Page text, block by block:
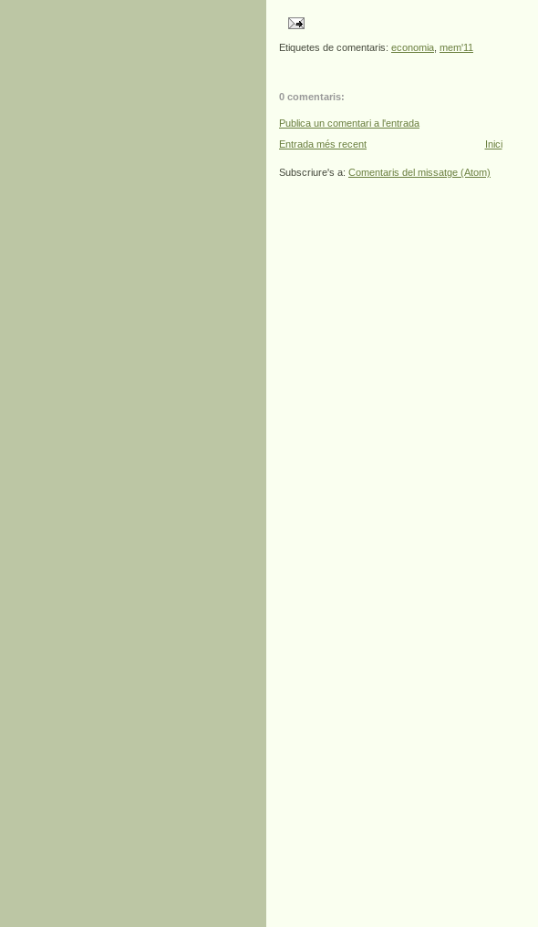
Etiquetes de comentaris: economia mem'11
0 comentaris:
Publica un comentari a l'entrada
Entrada més recent
Inici
Subscriure's a: Comentaris del missatge (Atom)